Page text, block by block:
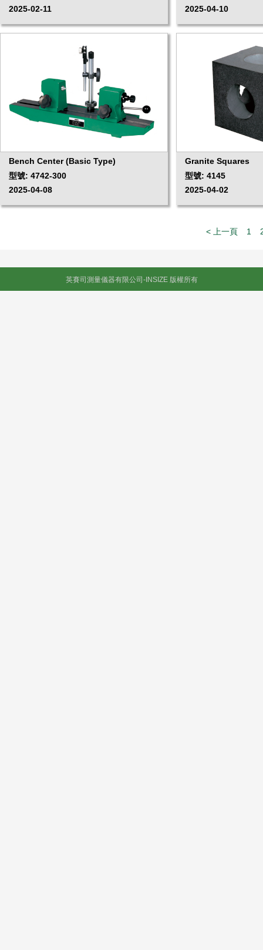
2025-02-11
2025-04-10
Bench Center (Basic Type)
型號: 4742-300
2025-04-08
Granite Squares
型號: 4145
2025-04-02
< 上一頁 1
英賽司測量儀器有限公司-INSIZE 版權所有